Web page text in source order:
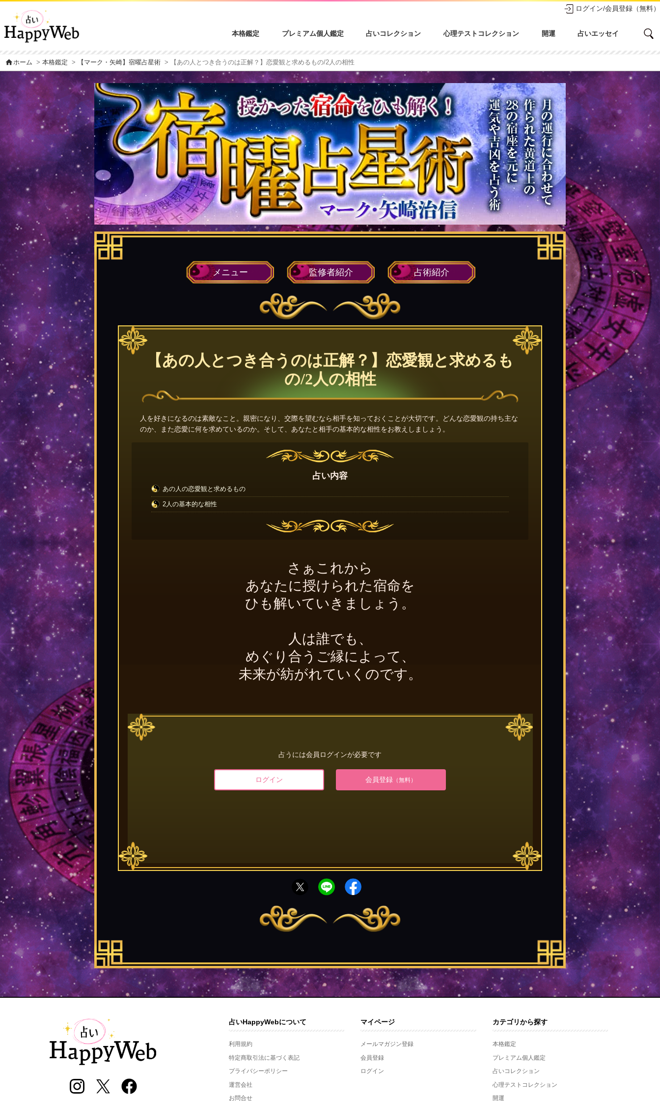
ログイン/会員登録（無料）
本格鑑定 プレミアム個人鑑定 占いコレクション 心理テストコレクション 開運 占いエッセイ
homeホーム > 本格鑑定 > 【マーク・矢崎】宿曜占星術 > 【あの人とつき合うのは正解？】恋愛観と求めるもの/2人の相性
メニュー 監修者紹介 占術紹介
【あの人とつき合うのは正解？】恋愛観と求めるも
の/2人の相性
人を好きになるのは素敵なこと。親密になり、交際を望むなら相手を知っておくことが大切です。どんな恋愛観の持ち主な
のか、また恋愛に何を求めているのか。そして、あなたと相手の基本的な相性をお教えしましょう。
占い内容
あの人の恋愛観と求めるもの
2人の基本的な相性
さぁこれから
あなたに授けられた宿命を
ひも解いていきましょう。
人は誰でも、
めぐり合うご縁によって、
未来が紡がれていくのです。
占うには会員ログインが必要です
ログイン 会員登録 （無料）
占いHappyWebについて
利用規約
特定商取引法に基づく表記
プライバシーポリシー
運営会社
お問合せ
マイページ
メールマガジン登録
会員登録
ログイン
カテゴリから探す
本格鑑定
プレミアム個人鑑定
占いコレクション
心理テストコレクション
開運